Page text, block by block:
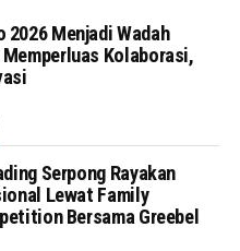
2026 Menjadi Wadah
Kolaborasi,
Serpong Rayakan
Lewat Family
Bersama Greebel